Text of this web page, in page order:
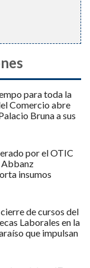
para toda la
Comercio abre
Bruna a sus
por el OTIC
Abbanz
insumos
optimizar el
SENCE y
chilenas
de cursos del
Laborales en la
que impulsan
y el desarrollo